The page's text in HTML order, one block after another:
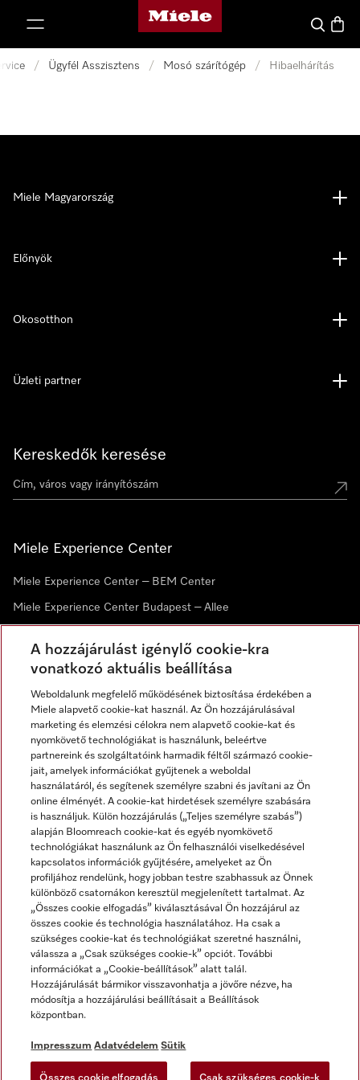
Miele honlapja
Kereses
/ Ügyfél Asszisztens / Mosó szárítógép / Hibaelhárítás
Kereskedők keresése
Miele Experience Center
Miele Experience Center – BEM Center
Miele Experience Center Budapest – Allee
Hírlevél
Miele Magyarország
Előnyök
Okosotthon
Üzleti partner
Impresszum
ÁSZF
Adatvédelem
Felhasználási feltételek
Akadálymentességi Nyilatkozat
Digitális Szolgáltatásokról szóló törvény
Miele a YouTube-on
Miele a Facebookon
Miele az Instagramon
A hozzájárulást igénylő cookie-kra
vonatkozó aktuális beállítása
Weboldalunk megfelelő működésének biztosítása érdekében a
Miele alapvető cookie-kat használ. Az Ön hozzájárulásával
marketing és elemzési célokra nem alapvető cookie-kat és
nyomkövető technológiákat is használunk, beleértve
partnereink és szolgáltatóink harmadik féltől származó cookie-
jait, amelyek információkat gyűjtenek a weboldal
használatáról, és segítenek személyre szabni és javítani az Ön
online élményét. A cookie-kat hirdetések személyre szabására
is használjuk. Külön hozzájárulás („Teljes személyre szabás”)
alapján Bloomreach cookie-kat és egyéb nyomkövető
technológiákat használunk az Ön felhasználói viselkedésével
kapcsolatos információk gyűjtésére, amelyeket az Ön
profiljához rendelünk, hogy jobban testre szabhassuk az Önnek
különböző csatornákon keresztül megjelenített tartalmat. Az
„Összes cookie elfogadás” kiválasztásával Ön hozzájárul az
összes cookie és technológia használatához. Ha csak a
szükséges cookie-kat és technológiákat szeretné használni,
válassza a „Csak szükséges cookie-k” opciót. További
információkat a „Cookie-beállítások” alatt talál.
Hozzájárulását bármikor visszavonhatja a jövőre nézve, ha
módosítja a hozzájárulási beállításait a Beállítások
központban.
Impresszum Adatvédelem Sütik